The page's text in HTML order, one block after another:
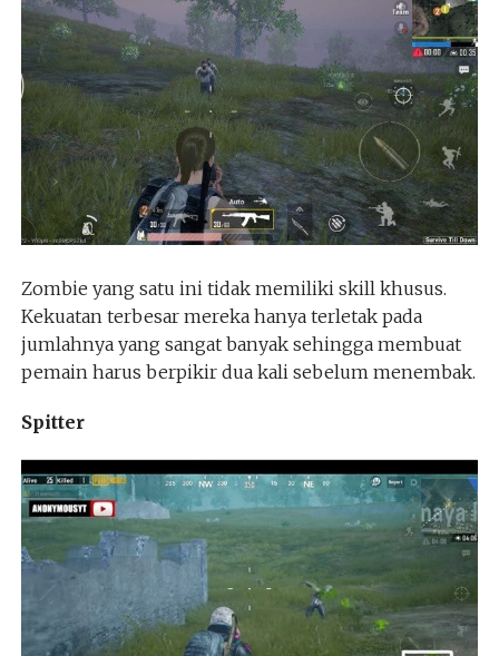
Zombie yang satu ini tidak memiliki skill khusus.
Kekuatan terbesar mereka hanya terletak pada
jumlahnya yang sangat banyak sehingga membuat
pemain harus berpikir dua kali sebelum menembak.
Spitter